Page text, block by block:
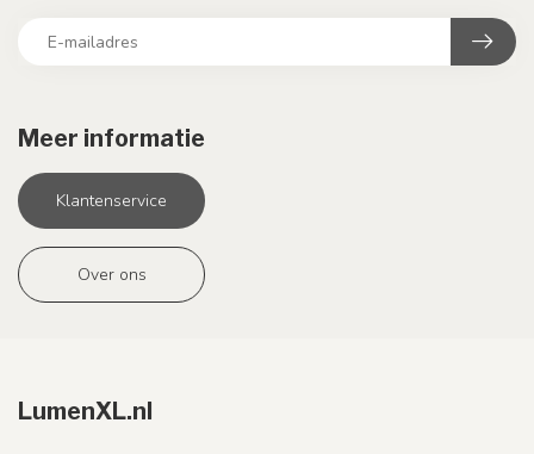
Meer informatie
Klantenservice
Over ons
LumenXL.nl